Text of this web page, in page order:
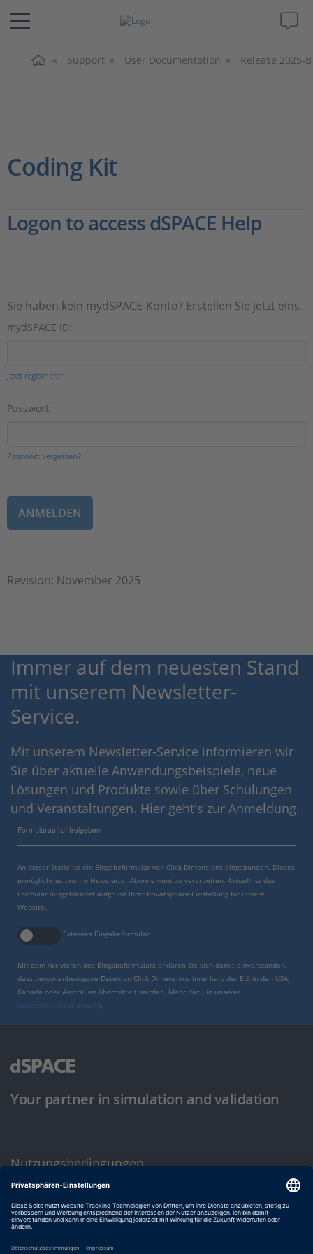
Lösungen & Produkte
Unternehmen
Support User Documentation Release 2025-B
Coding Kit
Logon to access dSPACE Help
Sie haben kein mydSPACE-Konto? Erstellen Sie jetzt eins.
mydSPACE ID:
Jetzt registrieren.
Passwort:
Passwort vergessen?
Revision: November 2025
Immer auf dem neuesten Stand
mit unserem Newsletter-
Service.
Mit unserem Newsletter-Service informieren wir
Sie über aktuelle Anwendungsbeispiele, neue
Lösungen und Produkte sowie über Schulungen
und Veranstaltungen. Hier geht's zur Anmeldung.
Formularaufruf freigeben
An dieser Stelle ist ein Eingabeformular von Click Dimensions eingebunden. Dieses
ermöglicht es uns Ihr Newsletter-Abonnement zu verarbeiten. Aktuell ist das
Formular ausgeblendet aufgrund Ihrer Privatsphäre-Einstellung für unsere
Website.
Externes Eingabeformular
Mit dem Aktivieren des Eingabeformulars erklären Sie sich damit einverstanden,
dass personenbezogene Daten an Click Dimensions innerhalb der EU, in den USA,
Kanada oder Australien übermittelt werden. Mehr dazu in unserer
.
Your partner in simulation and validation
Nutzungsbedingungen
Datenschutzbestimmung
Impressum & Allgemeine Geschäftsbedingungen